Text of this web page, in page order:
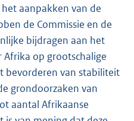
aanpakken van de
de Commissie en de
bijdragen aan het
Afrika op grootschalige
bevorderen van stabiliteit
grondoorzaken van
aantal Afrikaanse